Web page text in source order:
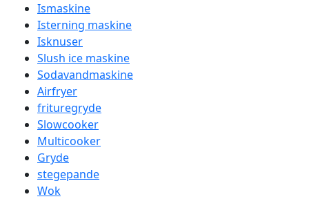
Ismaskine
Isterning maskine
Isknuser
Slush ice maskine
Sodavandmaskine
Airfryer
frituregryde
Slowcooker
Multicooker
Gryde
stegepande
Wok